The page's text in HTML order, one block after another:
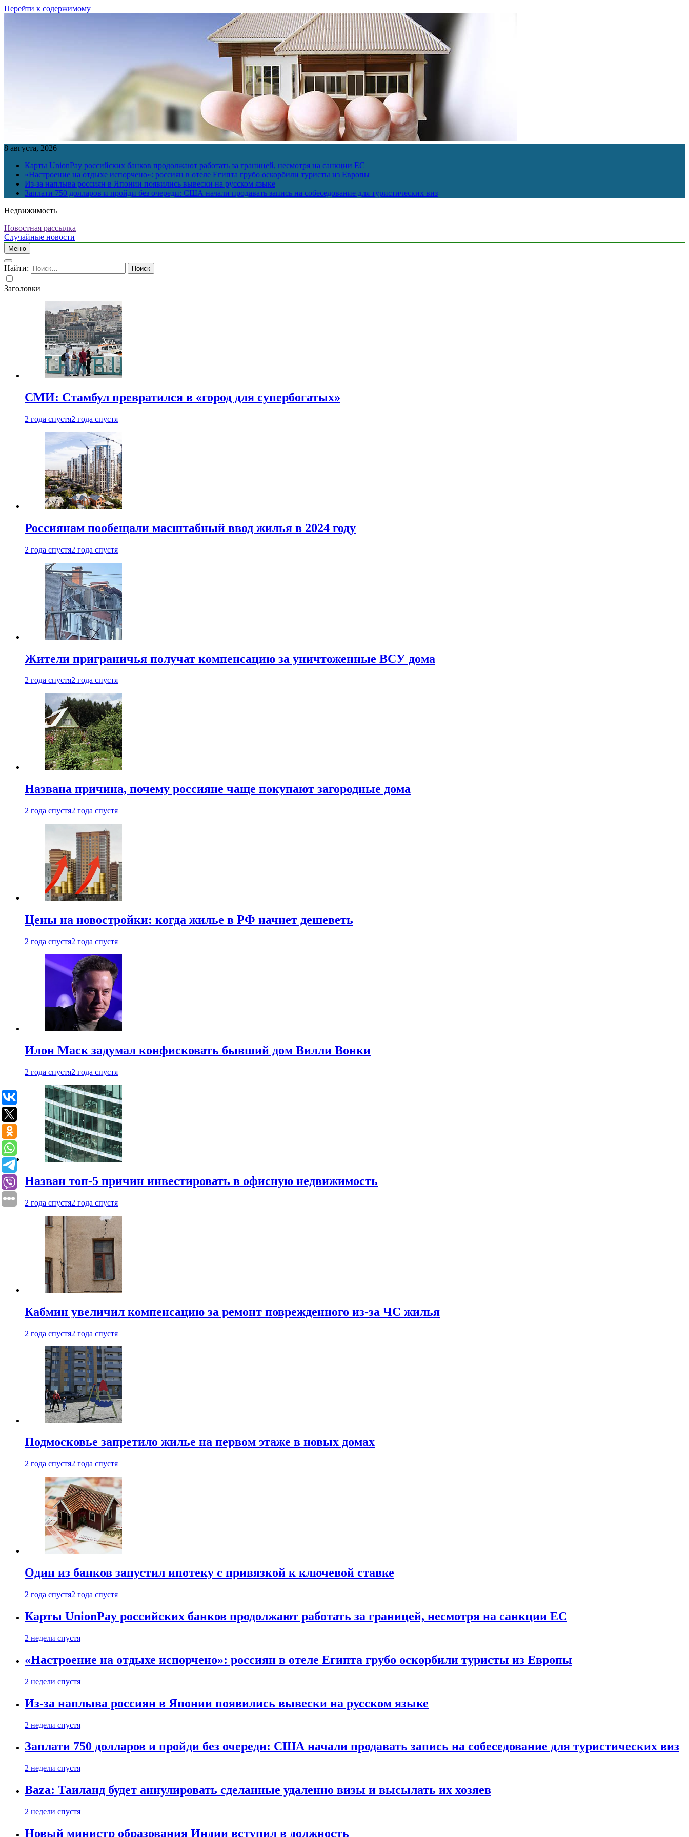
Перейти к содержимому
8 августа, 2026
Карты UnionPay российских банков продолжают работать за границей, несмотря на санкции ЕС
«Настроение на отдыхе испорчено»: россиян в отеле Египта грубо оскорбили туристы из Европы
Из-за наплыва россиян в Японии появились вывески на русском языке
Заплати 750 долларов и пройди без очереди: США начали продавать запись на собеседование для туристических виз
Недвижимость
Новостная рассылка
Случайные новости
Меню
Найти:
Заголовки
СМИ: Стамбул превратился в «город для супербогатых»
2 года спустя2 года спустя
Россиянам пообещали масштабный ввод жилья в 2024 году
2 года спустя2 года спустя
Жители приграничья получат компенсацию за уничтоженные ВСУ дома
2 года спустя2 года спустя
Названа причина, почему россияне чаще покупают загородные дома
2 года спустя2 года спустя
Цены на новостройки: когда жилье в РФ начнет дешеветь
2 года спустя2 года спустя
Илон Маск задумал конфисковать бывший дом Вилли Вонки
2 года спустя2 года спустя
Назван топ-5 причин инвестировать в офисную недвижимость
2 года спустя2 года спустя
Кабмин увеличил компенсацию за ремонт поврежденного из-за ЧС жилья
2 года спустя2 года спустя
Подмосковье запретило жилье на первом этаже в новых домах
2 года спустя2 года спустя
Один из банков запустил ипотеку с привязкой к ключевой ставке
2 года спустя2 года спустя
Карты UnionPay российских банков продолжают работать за границей, несмотря на санкции ЕС
2 недели спустя
«Настроение на отдыхе испорчено»: россиян в отеле Египта грубо оскорбили туристы из Европы
2 недели спустя
Из-за наплыва россиян в Японии появились вывески на русском языке
2 недели спустя
Заплати 750 долларов и пройди без очереди: США начали продавать запись на собеседование для туристических виз
2 недели спустя
Baza: Таиланд будет аннулировать сделанные удаленно визы и высылать их хозяев
2 недели спустя
Новый министр образования Индии вступил в должность